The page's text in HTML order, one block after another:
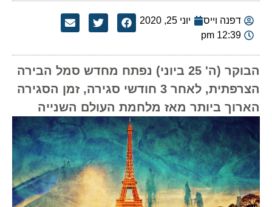
דפנה וייס
יוני 25, 2020
12:39 pm
הבוקר (ה' 25 ביוני) נפתח מחדש סמל הבירה
הצרפתית, לאחר 3 חודשי סגירה, זמן הסגירה
הארוך ביותר מאז מלחמת העולם השנייה